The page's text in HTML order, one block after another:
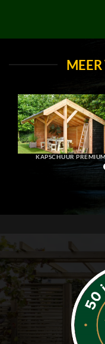
KAPSCHUUR PREMIUM